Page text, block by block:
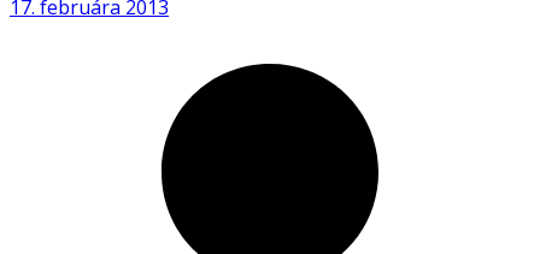
17. februára 2013